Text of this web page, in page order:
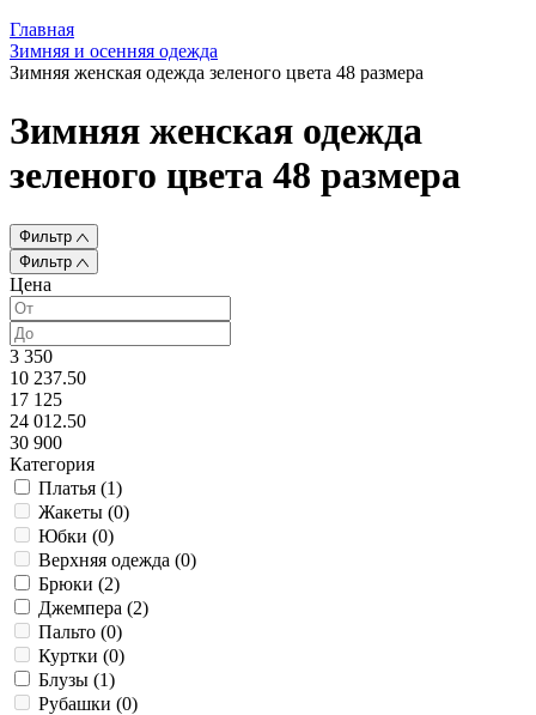
Главная
Зимняя и осенняя одежда
Зимняя женская одежда зеленого цвета 48 размера
Зимняя женская одежда
зеленого цвета 48 размера
Фильтр
Фильтр
Цена
3 350
10 237.50
17 125
24 012.50
30 900
Категория
Платья (1)
Жакеты (0)
Юбки (0)
Верхняя одежда (0)
Брюки (2)
Джемпера (2)
Пальто (0)
Куртки (0)
Блузы (1)
Рубашки (0)